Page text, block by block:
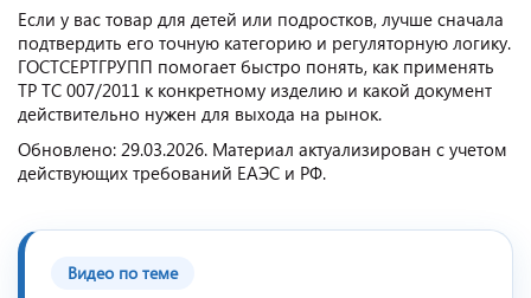
Если у вас товар для детей или подростков, лучше сначала
подтвердить его точную категорию и регуляторную логику.
ГОСТСЕРТГРУПП помогает быстро понять, как применять
ТР ТС 007/2011 к конкретному изделию и какой документ
действительно нужен для выхода на рынок.
Обновлено: 29.03.2026. Материал актуализирован с учетом
действующих требований ЕАЭС и РФ.
Видео по теме